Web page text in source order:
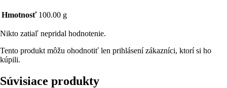
Hmotnosť 100.00 g
Nikto zatiaľ nepridal hodnotenie.
Tento produkt môžu ohodnotiť len prihlásení zákazníci, ktorí si ho
kúpili.
Súvisiace produkty